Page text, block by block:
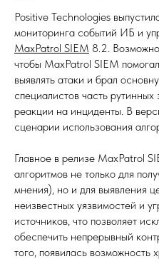
Positive Technologies
мониторинга событий ИБ и
MaxPatrol SIEM 8.2.
чтобы MaxPatrol SIEM
выявлять атаки и брал
специалистов часть
реакции на инциденты. В
сценарии использования
Главное в релизе MaxPatrol
алгоритмов не только для
мнения), но и для выявления
неизвестных уязвимостей и
источников, что позволяет
обеспечить непрерывный
того, появилась возможность